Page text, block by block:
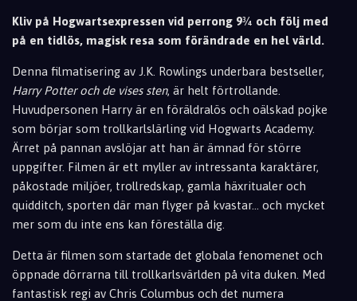
Kliv på Hogwartsexpressen vid perrong 9¾ och följ med
på en tidlös, magisk resa som förändrade en hel värld.
Denna filmatisering av J.K. Rowlings underbara bestseller,
Harry Potter och de vises sten, är helt förtrollande.
Huvudpersonen Harry är en föräldralös och oälskad pojke
som börjar som trollkarlslärling vid Hogwarts Academy.
Ärret på pannan avslöjar att han är ämnad för större
uppgifter. Filmen är ett myller av intressanta karaktärer,
påkostade miljöer, trollredskap, gamla häxritualer och
quidditch, sporten där man flyger på kvastar... och mycket
mer som du inte ens kan föreställa dig.
Detta är filmen som startade det globala fenomenet och
öppnade dörrarna till trollkarlsvärlden på vita duken. Med
fantastisk regi av Chris Columbus och det numera